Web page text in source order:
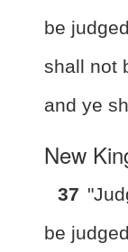
be
shall not
and ye
New
37
be